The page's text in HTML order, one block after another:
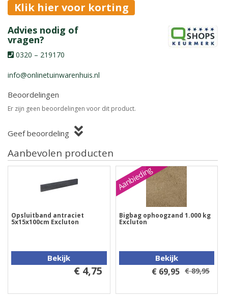
Klik hier voor korting
Advies nodig of
vragen?
0320 – 219170
info@onlinetuinwarenhuis.nl
Beoordelingen
Er zijn geen beoordelingen voor dit product.
Geef beoordeling
Aanbevolen producten
Opsluitband antraciet
5x15x100cm Excluton
Bekijk
€ 4,75
Aanbieding
Bigbag ophoogzand 1.000 kg
Excluton
Bekijk
€ 69,95 € 89,95